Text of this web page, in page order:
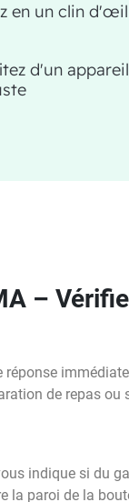
en un clin
d'un
–
de repas ou
indique si du
paroi de la